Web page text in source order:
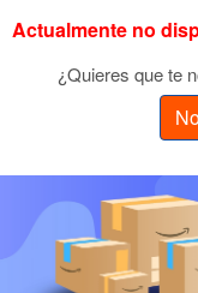
Actualmente no
¿Quieres que te